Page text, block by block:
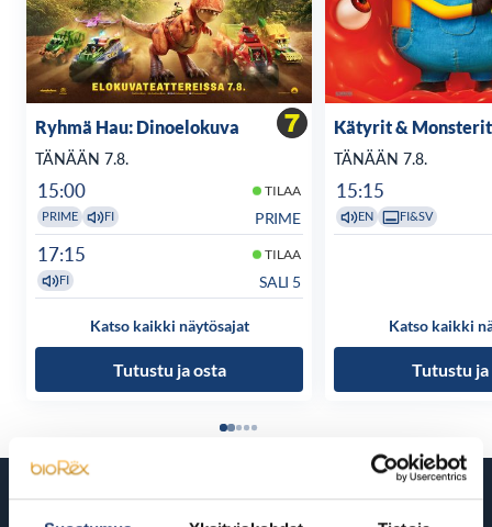
Ryhmä Hau: Dinoelokuva
TÄNÄÄN 7.8.
15:00 TILAA
PRIME FI PRIME
17:15 TILAA
FI SALI 5
Katso kaikki näytösajat
Tutustu ja osta
Kätyrit & Monsterit
TÄNÄÄN 7.8.
15:15
EN FI&SV
Katso kaikki
Tutustu ja
Tulossa